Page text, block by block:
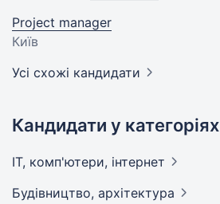
Project manager
Київ
Усі схожі кандидати
Кандидати у категоріях
IT, комп'ютери, інтернет
Будівництво, архітектура